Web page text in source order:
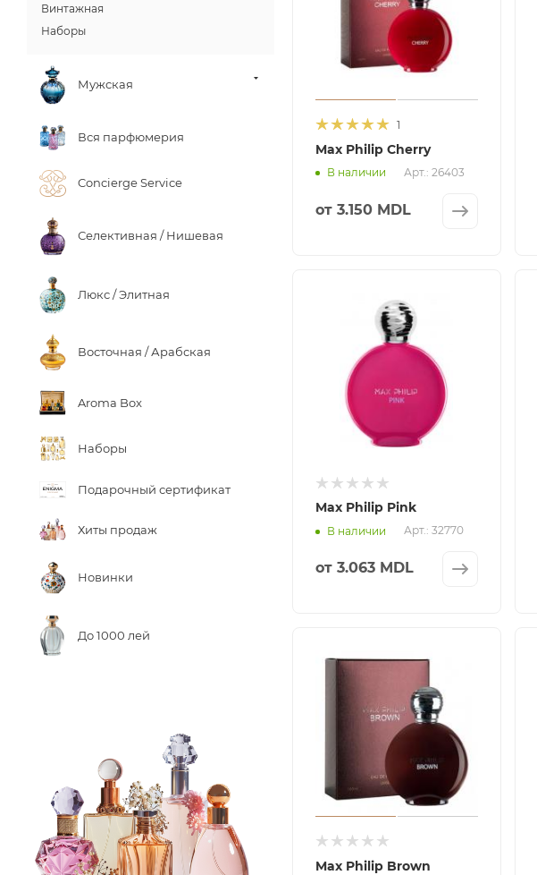
1
Max Philip Cherry
В наличии Арт.: 26403
от 3.150 MDL
Max Philip Pink
В наличии Арт.: 32770
от 3.063 MDL
Max Philip Brown
Винтажная
Наборы
Мужская
Вся парфюмерия
Concierge Service
Селективная / Нишевая
Люкс / Элитная
Восточная / Арабская
Aroma Box
Наборы
Подарочный сертификат
Хиты продаж
Новинки
До 1000 лей